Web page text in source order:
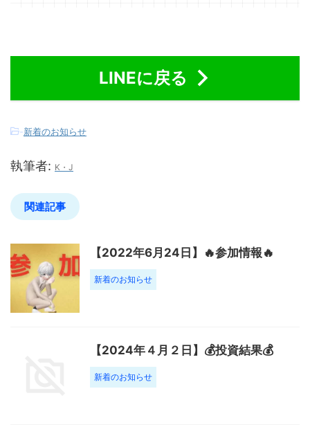
LINEに戻る
-新着のお知らせ
執筆者: K・J
関連記事
【2022年6月24日】🔥参加情報🔥
新着のお知らせ
【2024年４月２日】💰投資結果💰
新着のお知らせ